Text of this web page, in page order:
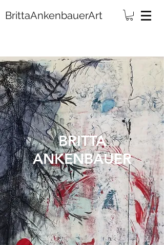
BRITTA
ANKENBAUER